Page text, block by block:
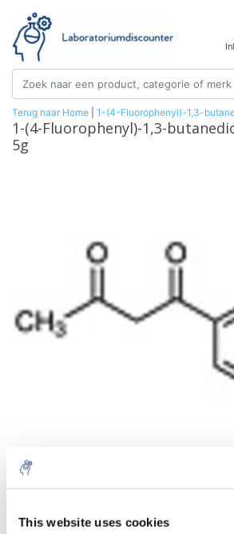
This website uses cookies
Terug naar Home 1-(4-Fluorophenyl)-1,3-
1-(4-Fluorophenyl)-1,3-
5g
Aantal Product